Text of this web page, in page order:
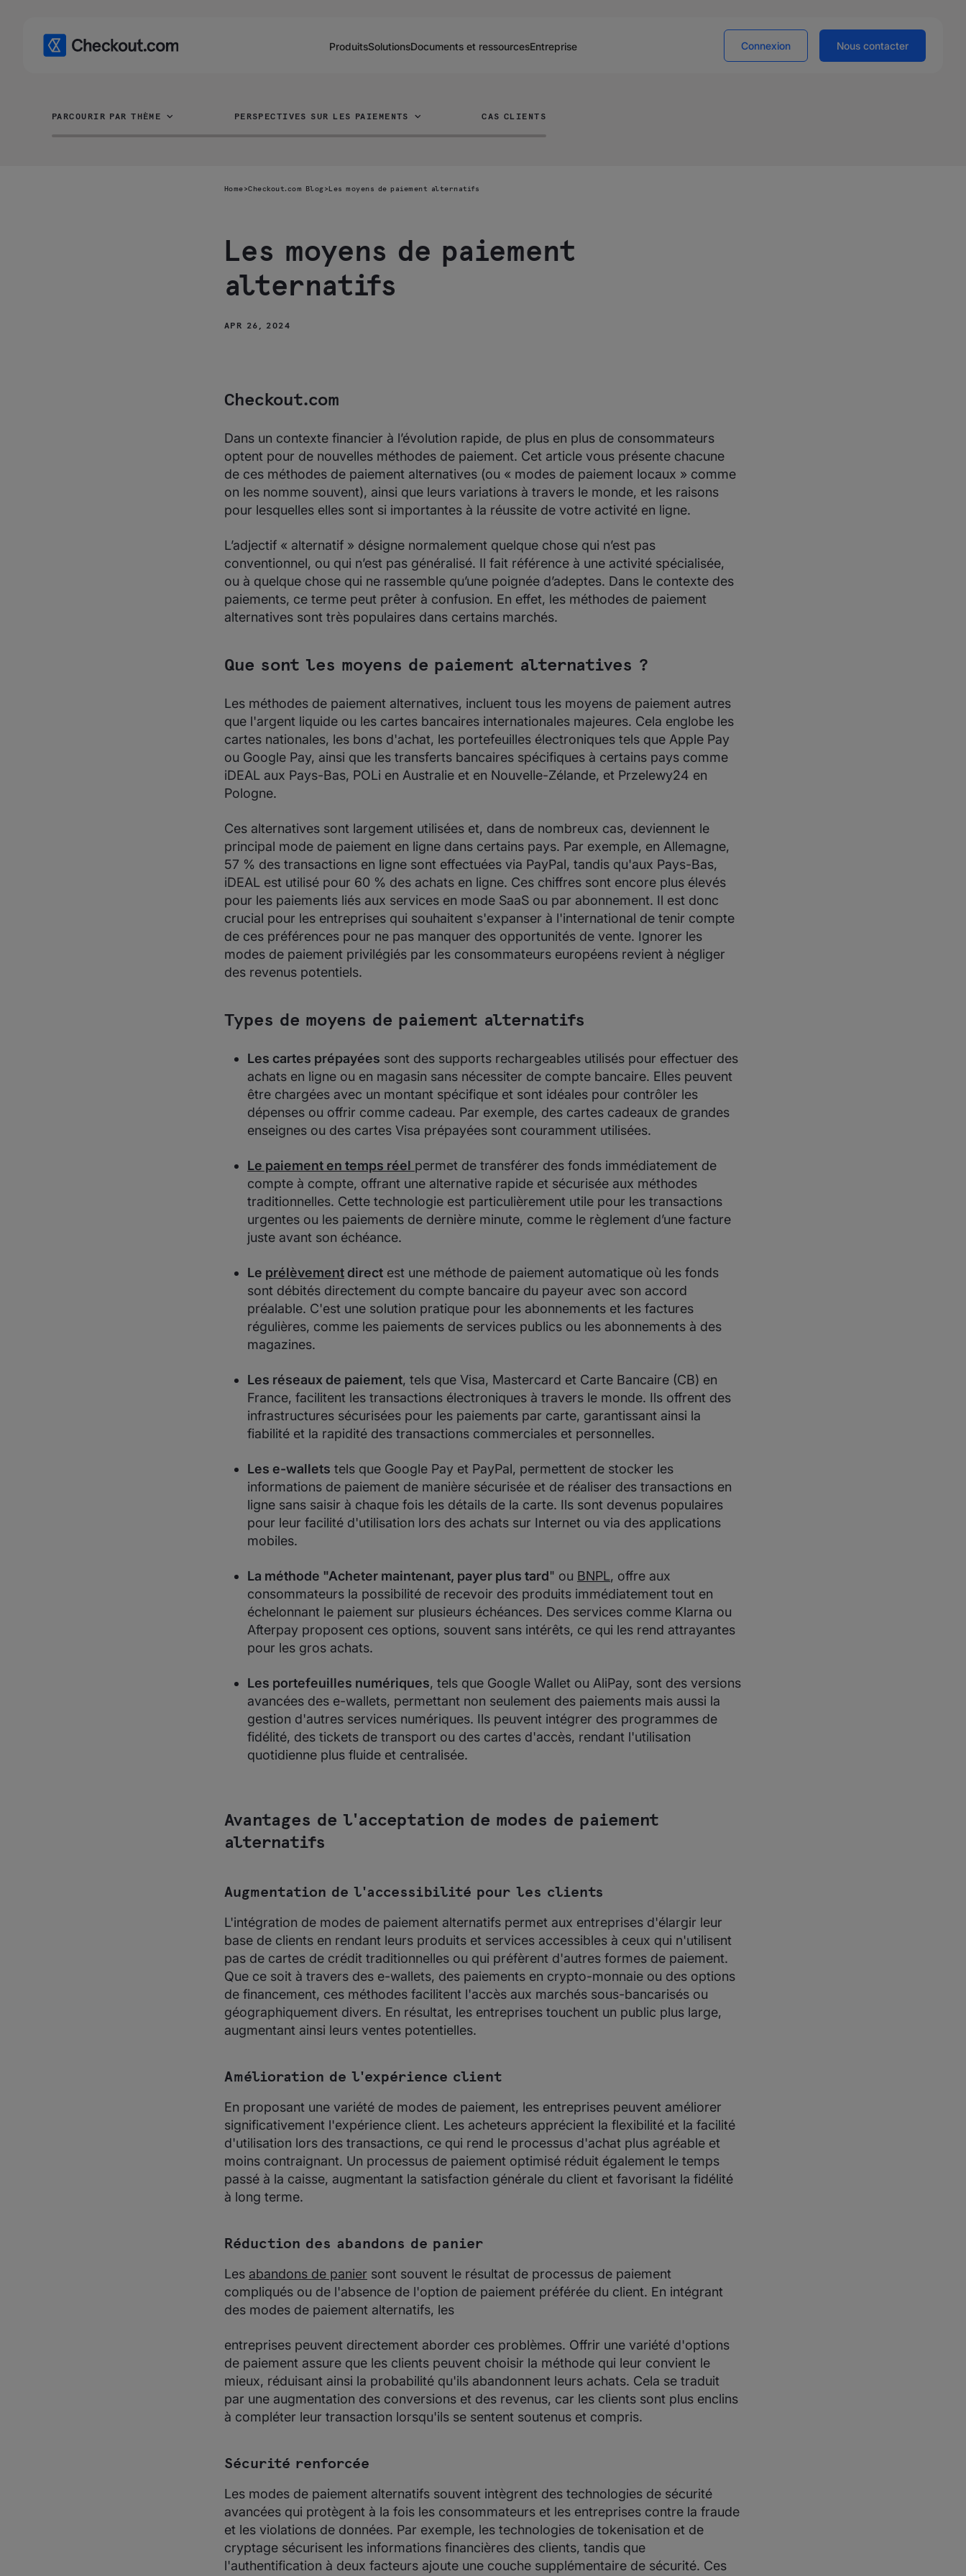
ProduitsSolutionsDocuments et ressourcesEntreprise Connexion Nous contacter
PARCOURIR PAR THÈME PERSPECTIVES SUR LES PAIEMENTS CAS CLIENTS
Home >Checkout.com Blog > Les moyens de paiement alternatifs
Les moyens de paiement
alternatifs
APR 26, 2024
Checkout.com
Dans un contexte financier à l’évolution rapide, de plus en plus de consommateurs
optent pour de nouvelles méthodes de paiement. Cet article vous présente chacune
de ces méthodes de paiement alternatives (ou « modes de paiement locaux » comme
on les nomme souvent), ainsi que leurs variations à travers le monde, et les raisons
pour lesquelles elles sont si importantes à la réussite de votre activité en ligne.
L’adjectif « alternatif » désigne normalement quelque chose qui n’est pas
conventionnel, ou qui n’est pas généralisé. Il fait référence à une activité spécialisée,
ou à quelque chose qui ne rassemble qu’une poignée d’adeptes. Dans le contexte des
paiements, ce terme peut prêter à confusion. En effet, les méthodes de paiement
alternatives sont très populaires dans certains marchés.
Que sont les moyens de paiement alternatives ?
Les méthodes de paiement alternatives, incluent tous les moyens de paiement autres
que l'argent liquide ou les cartes bancaires internationales majeures. Cela englobe les
cartes nationales, les bons d'achat, les portefeuilles électroniques tels que Apple Pay
ou Google Pay, ainsi que les transferts bancaires spécifiques à certains pays comme
iDEAL aux Pays-Bas, POLi en Australie et en Nouvelle-Zélande, et Przelewy24 en
Pologne.
Ces alternatives sont largement utilisées et, dans de nombreux cas, deviennent le
principal mode de paiement en ligne dans certains pays. Par exemple, en Allemagne,
57 % des transactions en ligne sont effectuées via PayPal, tandis qu'aux Pays-Bas,
iDEAL est utilisé pour 60 % des achats en ligne. Ces chiffres sont encore plus élevés
pour les paiements liés aux services en mode SaaS ou par abonnement. Il est donc
crucial pour les entreprises qui souhaitent s'expanser à l'international de tenir compte
de ces préférences pour ne pas manquer des opportunités de vente. Ignorer les
modes de paiement privilégiés par les consommateurs européens revient à négliger
des revenus potentiels.
Types de moyens de paiement alternatifs
Les cartes prépayées sont des supports rechargeables utilisés pour effectuer des
achats en ligne ou en magasin sans nécessiter de compte bancaire. Elles peuvent
être chargées avec un montant spécifique et sont idéales pour contrôler les
dépenses ou offrir comme cadeau. Par exemple, des cartes cadeaux de grandes
enseignes ou des cartes Visa prépayées sont couramment utilisées.
Le paiement en temps réel permet de transférer des fonds immédiatement de
compte à compte, offrant une alternative rapide et sécurisée aux méthodes
traditionnelles. Cette technologie est particulièrement utile pour les transactions
urgentes ou les paiements de dernière minute, comme le règlement d’une facture
juste avant son échéance.
Le prélèvementdirectest une méthode de paiement automatique où les fonds
sont débités directement du compte bancaire du payeur avec son accord
préalable. C'est une solution pratique pour les abonnements et les factures
régulières, comme les paiements de services publics ou les abonnements à des
magazines.
Les réseaux de paiement, tels que Visa, Mastercard et Carte Bancaire (CB) en
France, facilitent les transactions électroniques à travers le monde. Ils offrent des
infrastructures sécurisées pour les paiements par carte, garantissant ainsi la
fiabilité et la rapidité des transactions commerciales et personnelles.
Les e-wallets tels que Google Pay et PayPal, permettent de stocker les
informations de paiement de manière sécurisée et de réaliser des transactions en
ligne sans saisir à chaque fois les détails de la carte. Ils sont devenus populaires
pour leur facilité d'utilisation lors des achats sur Internet ou via des applications
mobiles.
La méthode "Acheter maintenant, payer plus tard" ou BNPL, offre aux
consommateurs la possibilité de recevoir des produits immédiatement tout en
échelonnant le paiement sur plusieurs échéances. Des services comme Klarna ou
Afterpay proposent ces options, souvent sans intérêts, ce qui les rend attrayantes
pour les gros achats.
Les portefeuilles numériques, tels que Google Wallet ou AliPay, sont des versions
avancées des e-wallets, permettant non seulement des paiements mais aussi la
gestion d'autres services numériques. Ils peuvent intégrer des programmes de
fidélité, des tickets de transport ou des cartes d'accès, rendant l'utilisation
quotidienne plus fluide et centralisée.
Avantages de l'acceptation de modes de paiement
alternatifs
Augmentation de l'accessibilité pour les clients
L'intégration de modes de paiement alternatifs permet aux entreprises d'élargir leur
base de clients en rendant leurs produits et services accessibles à ceux qui n'utilisent
pas de cartes de crédit traditionnelles ou qui préfèrent d'autres formes de paiement.
Que ce soit à travers des e-wallets, des paiements en crypto-monnaie ou des options
de financement, ces méthodes facilitent l'accès aux marchés sous-bancarisés ou
géographiquement divers. En résultat, les entreprises touchent un public plus large,
augmentant ainsi leurs ventes potentielles.
Amélioration de l'expérience client
En proposant une variété de modes de paiement, les entreprises peuvent améliorer
significativement l'expérience client. Les acheteurs apprécient la flexibilité et la facilité
d'utilisation lors des transactions, ce qui rend le processus d'achat plus agréable et
moins contraignant. Un processus de paiement optimisé réduit également le temps
passé à la caisse, augmentant la satisfaction générale du client et favorisant la fidélité
à long terme.
Réduction des abandons de panier
Les abandons de panier sont souvent le résultat de processus de paiement
compliqués ou de l'absence de l'option de paiement préférée du client. En intégrant
des modes de paiement alternatifs, les
entreprises peuvent directement aborder ces problèmes. Offrir une variété d'options
de paiement assure que les clients peuvent choisir la méthode qui leur convient le
mieux, réduisant ainsi la probabilité qu'ils abandonnent leurs achats. Cela se traduit
par une augmentation des conversions et des revenus, car les clients sont plus enclins
à compléter leur transaction lorsqu'ils se sentent soutenus et compris.
Sécurité renforcée
Les modes de paiement alternatifs souvent intègrent des technologies de sécurité
avancées qui protègent à la fois les consommateurs et les entreprises contre la fraude
et les violations de données. Par exemple, les technologies de tokenisation et de
cryptage sécurisent les informations financières des clients, tandis que
l'authentification à deux facteurs ajoute une couche supplémentaire de sécurité. Ces